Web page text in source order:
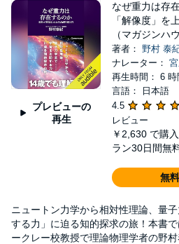
プレビューの
再生
なぜ重力は存
「解像度」を
（マガジンハ
著者： 野村 泰
ナレーター：
再生時間： 6
言語： 日本語
4.5
レビュー
￥2,630 で購
ラン30日間無
無
ニュートン力学から相対性理論、量
する力」に迫る知的探求の旅！本書
ークレー校教授で理論物理学者の野